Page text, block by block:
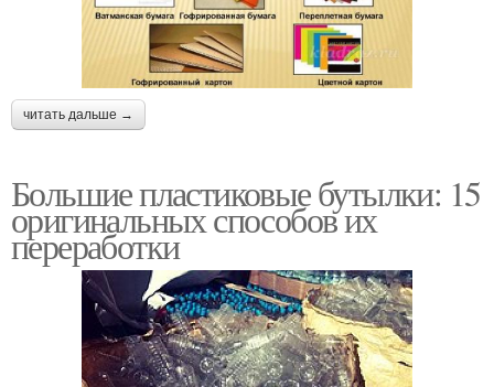
читать дальше →
Большие пластиковые бутылки: 15
оригинальных способов их
переработки